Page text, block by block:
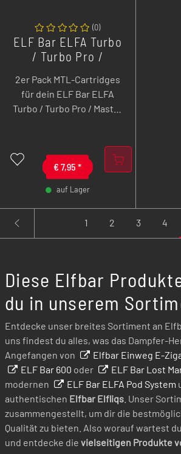
- +
€ 7,95 *
auf Lager
(0)
ELF Bar ELFA Turbo
/ Turbo Pro /
- 2 ml - 2er Pack
2er Pack MTL-Cartridges
für dein ELF Bar ELFA
Turbo / Turbo Pro / Master
geschmacksintensiven
Meshed-Coils und
verfügen über eine
Liquidkapazität von 2 ml.
1
2 3 4
Diese Elfbar
du in unserem
Entdecke unser breites Sortiment an
uns findest du alles, was das Dampfer-
Angefangen von
Elfbar Einweg E-
ELF Bar 600 oder ELF Bar Lost
modernen
ELF Bar ELFA Pod System
authentischen Elfbar Elfliqs . Unser
zusammengestellt, um dir die
Qualität zu bieten. Also worauf wartest
und entdecke die vielseitigen Produkte